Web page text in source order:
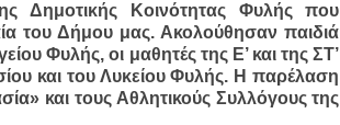
Δημοτικής Κοινότητας Φυλής που
του Δήμου μας. Ακολούθησαν παιδιά
Φυλής, οι μαθητές της Ε’ και της ΣΤ’
και του Λυκείου Φυλής. Η παρέλαση
και τους Αθλητικούς Συλλόγους της